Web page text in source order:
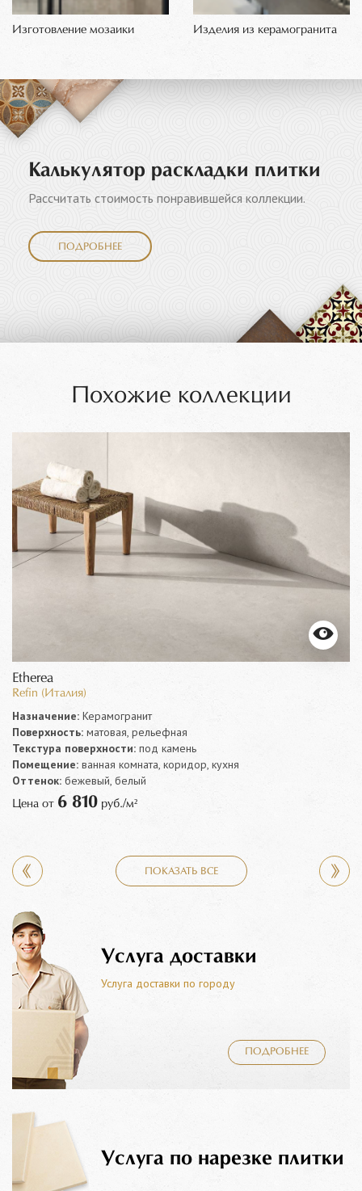
Изготовление мозаики Изделия из керамогранита
Калькулятор раскладки плитки
Рассчитать стоимость понравившейся коллекции.
ПОДРОБНЕЕ
Похожие коллекции
Etherea
Refin (Италия)
Назначение: Керамогранит
Поверхность: матовая, рельефная
Текстура поверхности: под камень
Помещение: ванная комната, коридор, кухня
Оттенок: бежевый, белый
Цена от 6 810 руб./м²
ПОКАЗАТЬ ВСЕ
Услуга доставки
Услуга доставки по городу
ПОДРОБНЕЕ
Услуга по нарезке плитки